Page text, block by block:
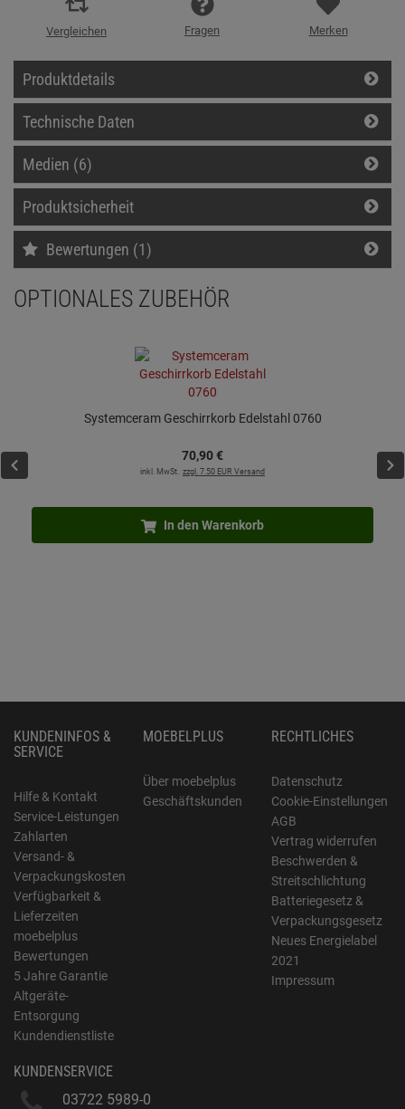
Vergleichen Fragen Merken
Produktdetails
Technische Daten
Medien (6)
Produktsicherheit
Bewertungen (1)
OPTIONALES ZUBEHÖR
Systemceram Geschirrkorb Edelstahl 0760
70,90€
inkl. MwSt. zzgl. 7.50 EUR Versand
In den Warenkorb
KUNDENINFOS &
SERVICE
Hilfe & Kontakt
Service-Leistungen
Zahlarten
Versand- &
Verpackungskosten
Verfügbarkeit &
Lieferzeiten
moebelplus
Bewertungen
5 Jahre Garantie
Altgeräte-
Entsorgung
Kundendienstliste
MOEBELPLUS
Über moebelplus
Geschäftskunden
RECHTLICHES
Datenschutz
Cookie-Einstellungen
AGB
Vertrag widerrufen
Beschwerden &
Streitschlichtung
Batteriegesetz &
Verpackungsgesetz
Neues Energielabel
2021
Impressum
KUNDENSERVICE
03722 5989-0